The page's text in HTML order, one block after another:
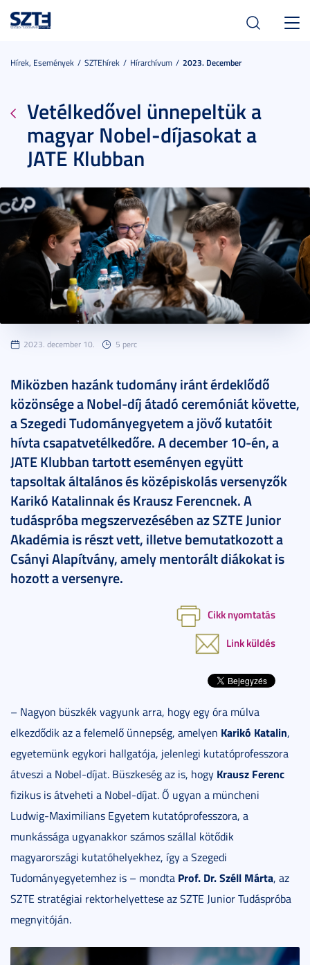
Hírek, Események SZTEhírek Hírarchívum 2023. December
Vetélkedővel ünnepeltük a
magyar Nobel-díjasokat a
JATE Klubban
2023. december 10. 5 perc
Miközben hazánk tudomány iránt érdeklődő
közönsége a Nobel-díj átadó ceremóniát követte,
a Szegedi Tudományegyetem a jövő kutatóit
hívta csapatvetélkedőre. A december 10-én, a
JATE Klubban tartott eseményen együtt
tapsoltak általános és középiskolás versenyzők
Karikó Katalinnak és Krausz Ferencnek. A
tudáspróba megszervezésében az SZTE Junior
Akadémia is részt vett, illetve bemutatkozott a
Csányi Alapítvány, amely mentorált diákokat is
hozott a versenyre.
Cikk nyomtatás
Link küldés
– Nagyon büszkék vagyunk arra, hogy egy óra múlva
elkezdődik az a felemelő ünnepség, amelyen Karikó Katalin,
egyetemünk egykori hallgatója, jelenlegi kutatóprofesszora
átveszi a Nobel-díjat. Büszkeség az is, hogy Krausz Ferenc
fizikus is átveheti a Nobel-díjat. Ő ugyan a müncheni
Ludwig-Maximilians Egyetem kutatóprofesszora, a
munkássága ugyanakkor számos szállal kötődik
magyarországi kutatóhelyekhez, így a Szegedi
Tudományegyetemhez is – mondta Prof. Dr. Széll Márta, az
SZTE stratégiai rektorhelyettese az SZTE Junior Tudáspróba
megnyitóján.